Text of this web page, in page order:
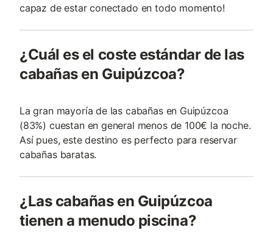
capaz de estar conectado en todo momento!
¿Cuál es el coste estándar de las
cabañas en Guipúzcoa?
La gran mayoría de las cabañas en Guipúzcoa
(83%) cuestan en general menos de 100€ la noche.
Así pues, este destino es perfecto para reservar
cabañas baratas.
¿Las cabañas en Guipúzcoa
tienen a menudo piscina?